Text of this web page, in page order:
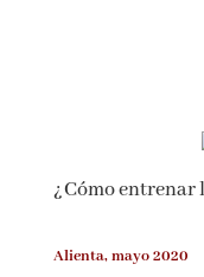
¿Cómo entrenar
Alienta, mayo 2020
Únete a